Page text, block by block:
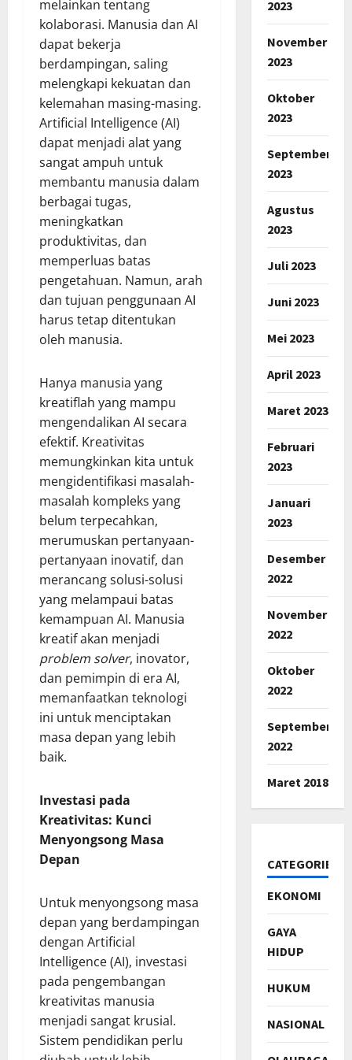
melainkan tentang
kolaborasi. Manusia dan AI
dapat bekerja
berdampingan, saling
melengkapi kekuatan dan
kelemahan masing-masing.
Artificial Intelligence (AI)
dapat menjadi alat yang
sangat ampuh untuk
membantu manusia dalam
berbagai tugas,
meningkatkan
produktivitas, dan
memperluas batas
pengetahuan. Namun, arah
dan tujuan penggunaan AI
harus tetap ditentukan
oleh manusia.
Hanya manusia yang
kreatiflah yang mampu
mengendalikan AI secara
efektif. Kreativitas
memungkinkan kita untuk
mengidentifikasi masalah-
masalah kompleks yang
belum terpecahkan,
merumuskan pertanyaan-
pertanyaan inovatif, dan
merancang solusi-solusi
yang melampaui batas
kemampuan AI. Manusia
kreatif akan menjadi
problem solver, inovator,
dan pemimpin di era AI,
memanfaatkan teknologi
ini untuk menciptakan
masa depan yang lebih
baik.
Investasi pada
Kreativitas: Kunci
Menyongsong Masa
Depan
Untuk menyongsong masa
depan yang berdampingan
dengan Artificial
Intelligence (AI), investasi
pada pengembangan
kreativitas manusia
menjadi sangat krusial.
Sistem pendidikan perlu
2023
November
2023
Oktober
2023
September
2023
Agustus
2023
Juli 2023
Juni 2023
Mei 2023
April 2023
Maret 2023
Februari
2023
Januari
2023
Desember
2022
November
2022
Oktober
2022
September
2022
Maret 2018
CATEGORIES
EKONOMI
GAYA
HIDUP
HUKUM
NASIONAL